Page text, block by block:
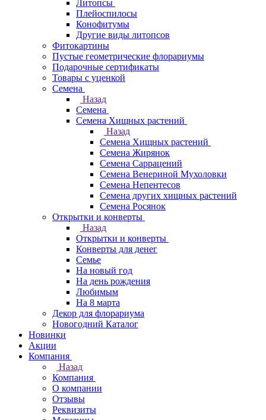
Литопсы
Плейоспилосы
Конофитумы
Другие виды литопсов
Фитокартины
Пустые геометрические флорариумы
Подарочные сертификаты
Товары с уценкой
Семена
Назад
Семена
Семена Хищных растений
Назад
Семена Хищных растений
Семена Жирянок
Семена Саррацений
Семена Венериной Мухоловки
Семена Непентесов
Семена других хищных растений
Семена Росянок
Открытки и конверты
Назад
Открытки и конверты
Конверты для денег
Семье
На новый год
На день рождения
Любимым
На 8 марта
Декор для флорариума
Новогодний Каталог
Новинки
Акции
Компания
Назад
Компания
О компании
Отзывы
Реквизиты